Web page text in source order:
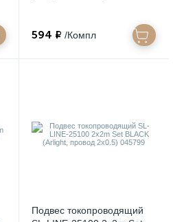
594 ₽ /Компл
Подвес токопроводящий